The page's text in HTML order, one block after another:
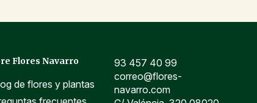
Flores Navarro
de flores y plantas
93 457 40 99
correo@flores-
navarro.com